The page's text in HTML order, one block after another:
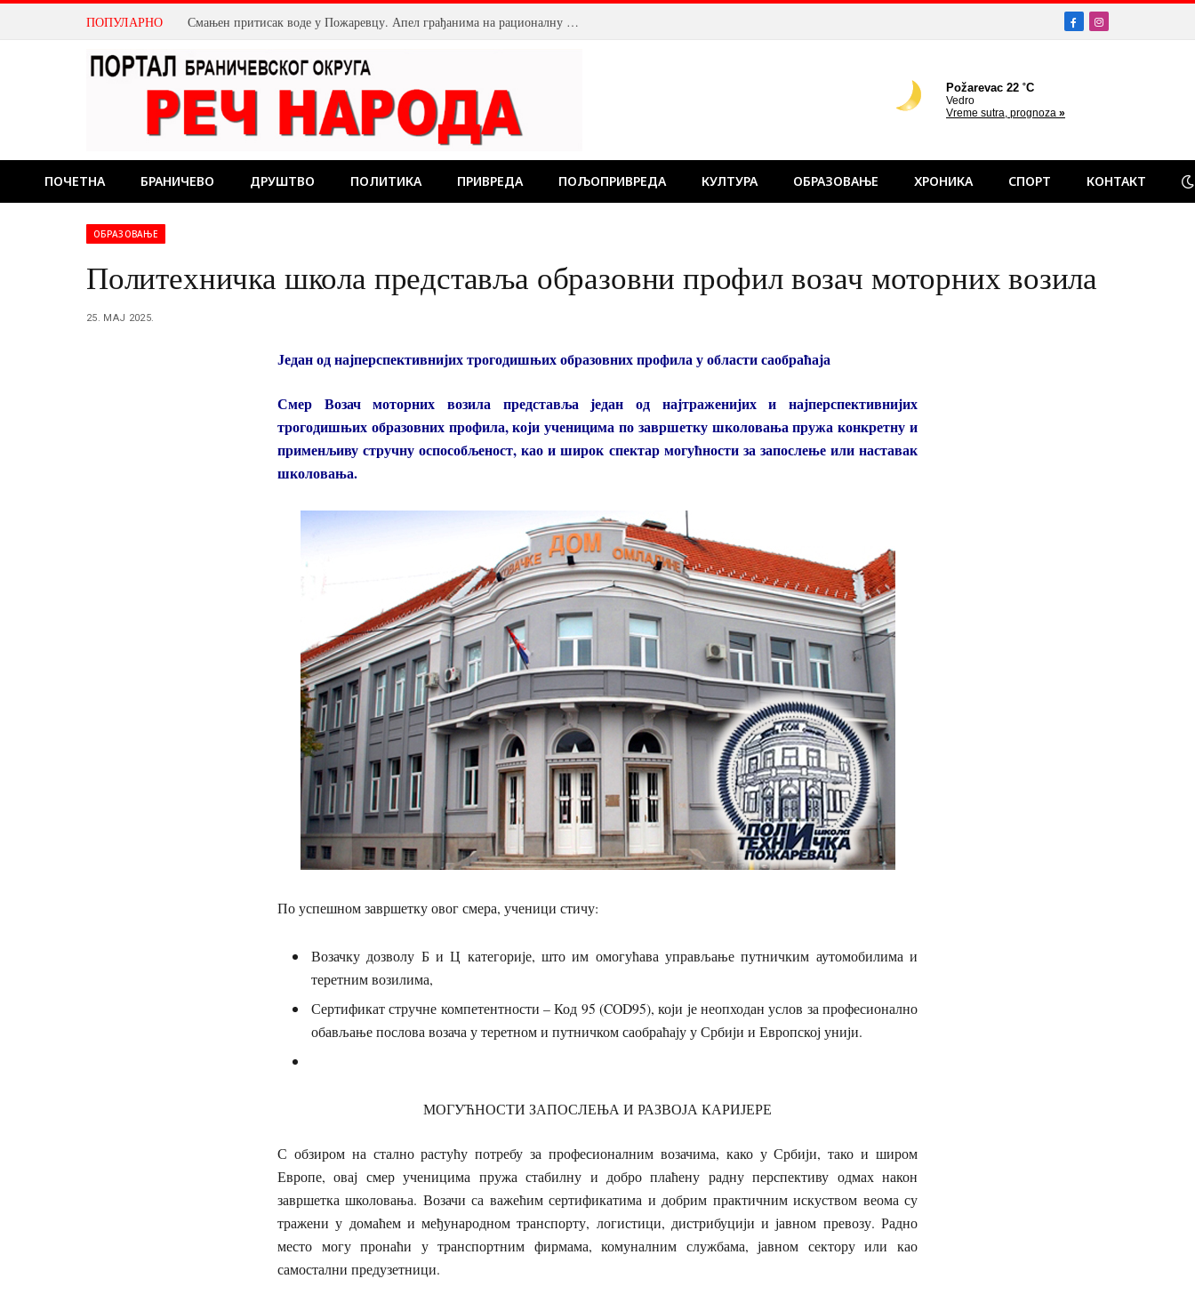
ПОПУЛАРНО Смањен притисак воде у Пожаревцу. Апел грађанима на рационалну потрошњу FacebookInstagram
ПОЧЕТНА БРАНИЧЕВО ДРУШТВО ПОЛИТИКА ПРИВРЕДА ПОЉОПРИВРЕДА КУЛТУРА ОБРАЗОВАЊЕ ХРОНИКА СПОРТ КОНТАКТ
ОБРАЗОВАЊЕ
Политехничка школа представља образовни профил возач моторних возила
25. МАЈ 2025.
Један од најперспективнијих трогодишњих образовних профила у области саобраћаја
Смер Возач моторних возила представља један од најтраженијих и најперспективнијих
трогодишњих образовних профила, који ученицима по завршетку школовања пружа конкретну и
применљиву стручну оспособљеност, као и широк спектар могућности за запослење или наставак
школовања.
По успешном завршетку овог смера, ученици стичу:
Возачку дозволу Б и Ц категорије, што им омогућава управљање путничким аутомобилима и
теретним возилима,
Сертификат стручне компетентности – Код 95 (COD95), који је неопходан услов за професионално
обављање послова возача у теретном и путничком саобраћају у Србији и Европској унији.
МОГУЋНОСТИ ЗАПОСЛЕЊА И РАЗВОЈА КАРИЈЕРЕ
С обзиром на стално растућу потребу за професионалним возачима, како у Србији, тако и широм
Европе, овај смер ученицима пружа стабилну и добро плаћену радну перспективу одмах након
завршетка школовања. Возачи са важећим сертификатима и добрим практичним искуством веома су
тражени у домаћем и међународном транспорту, логистици, дистрибуцији и јавном превозу. Радно
место могу пронаћи у транспортним фирмама, комуналним службама, јавном сектору или као
самостални предузетници.